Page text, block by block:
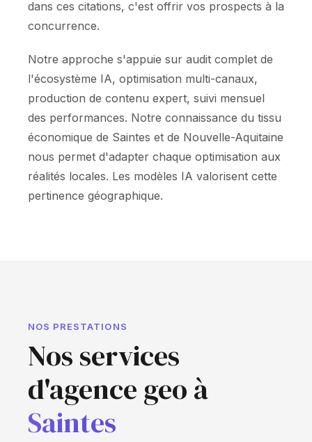
dans ces citations, c'est offrir vos prospects à la
concurrence.
Notre approche s'appuie sur audit complet de
l'écosystème IA, optimisation multi-canaux,
production de contenu expert, suivi mensuel
des performances. Notre connaissance du tissu
économique de Saintes et de Nouvelle-Aquitaine
nous permet d'adapter chaque optimisation aux
réalités locales. Les modèles IA valorisent cette
pertinence géographique.
NOS PRESTATIONS
Nos services
d'agence geo à
Saintes